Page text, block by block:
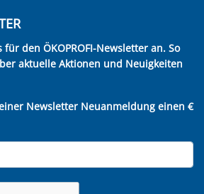
den ÖKOPROFI-Newsletter an. So
aktuelle Aktionen und Neuigkeiten
Newsletter Neuanmeldung einen €